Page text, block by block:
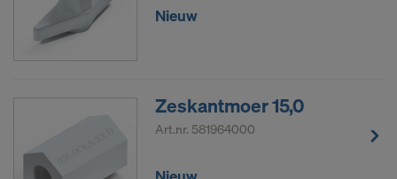
Nieuw
Zeskantmoer 15,0
Art.nr. 581964000